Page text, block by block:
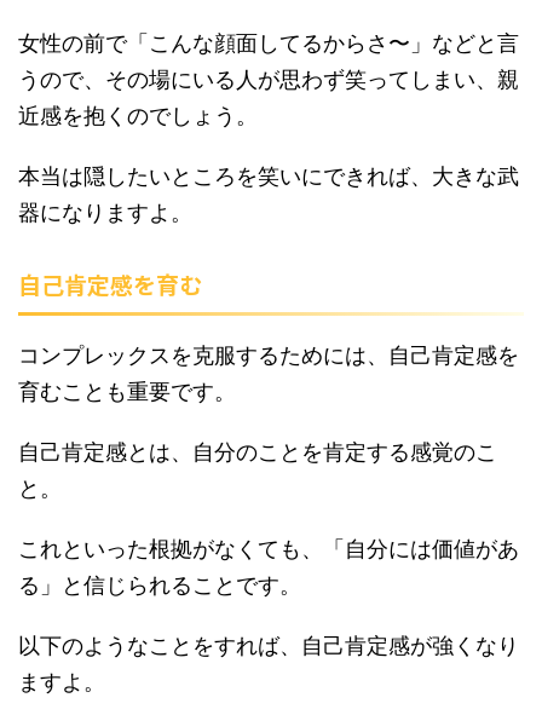
女性の前で「こんな顔面してるからさ〜」などと言
うので、その場にいる人が思わず笑ってしまい、親
近感を抱くのでしょう。
本当は隠したいところを笑いにできれば、大きな武
器になりますよ。
自己肯定感を育む
コンプレックスを克服するためには、自己肯定感を
育むことも重要です。
自己肯定感とは、自分のことを肯定する感覚のこ
と。
これといった根拠がなくても、「自分には価値があ
る」と信じられることです。
以下のようなことをすれば、自己肯定感が強くなり
ますよ。